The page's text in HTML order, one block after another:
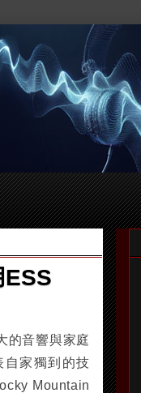
的音響與家庭
家獨到的技
Mountain